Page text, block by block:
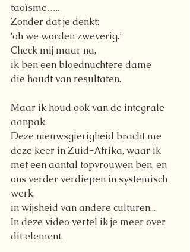
taoïsme…..
Zonder dat je denkt:
‘oh we worden zweverig.’
Check mij maar na,
ik ben een bloednuchtere dame
die houdt van resultaten.
Maar ik houd ook van de integrale
aanpak.
Deze nieuwsgierigheid bracht me
deze keer in Zuid-Afrika, waar ik
met een aantal topvrouwen ben, en
ons verder verdiepen in systemisch
werk,
in wijsheid van andere culturen...
In deze video vertel ik je meer over
dit element.